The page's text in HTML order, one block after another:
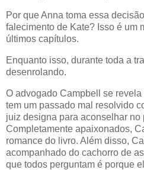
Por que Anna toma essa
falecimento de Kate? Isso é um
últimos capítulos.
Enquanto isso, durante toda a
desenrolando.
O advogado Campbell se
tem um passado mal resolvido
juiz designa para aconselhar no
Completamente apaixonados,
romance do livro. Além disso,
acompanhado do cachorro de
que todos perguntam é porque